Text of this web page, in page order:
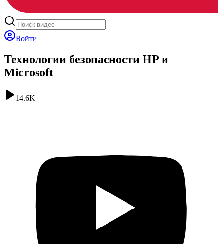
Войти
Технологии безопасности HP и
Microsoft
14.6K+